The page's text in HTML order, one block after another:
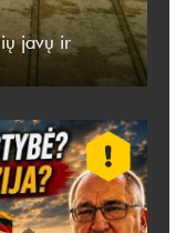
javų ir